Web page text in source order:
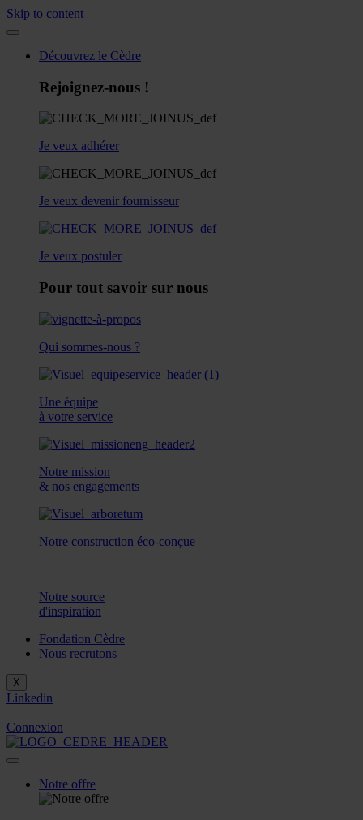
Skip to content
Découvrez le Cèdre
Rejoignez-nous !
Je veux adhérer
Je veux devenir fournisseur
Je veux postuler
Pour tout savoir sur nous
Qui sommes-nous ?
Une équipe
à votre service
Notre mission
& nos engagements
Notre construction éco-conçue
Notre source
d'inspiration
Fondation Cèdre
Nous recrutons
X
Linkedin
Connexion
Notre offre